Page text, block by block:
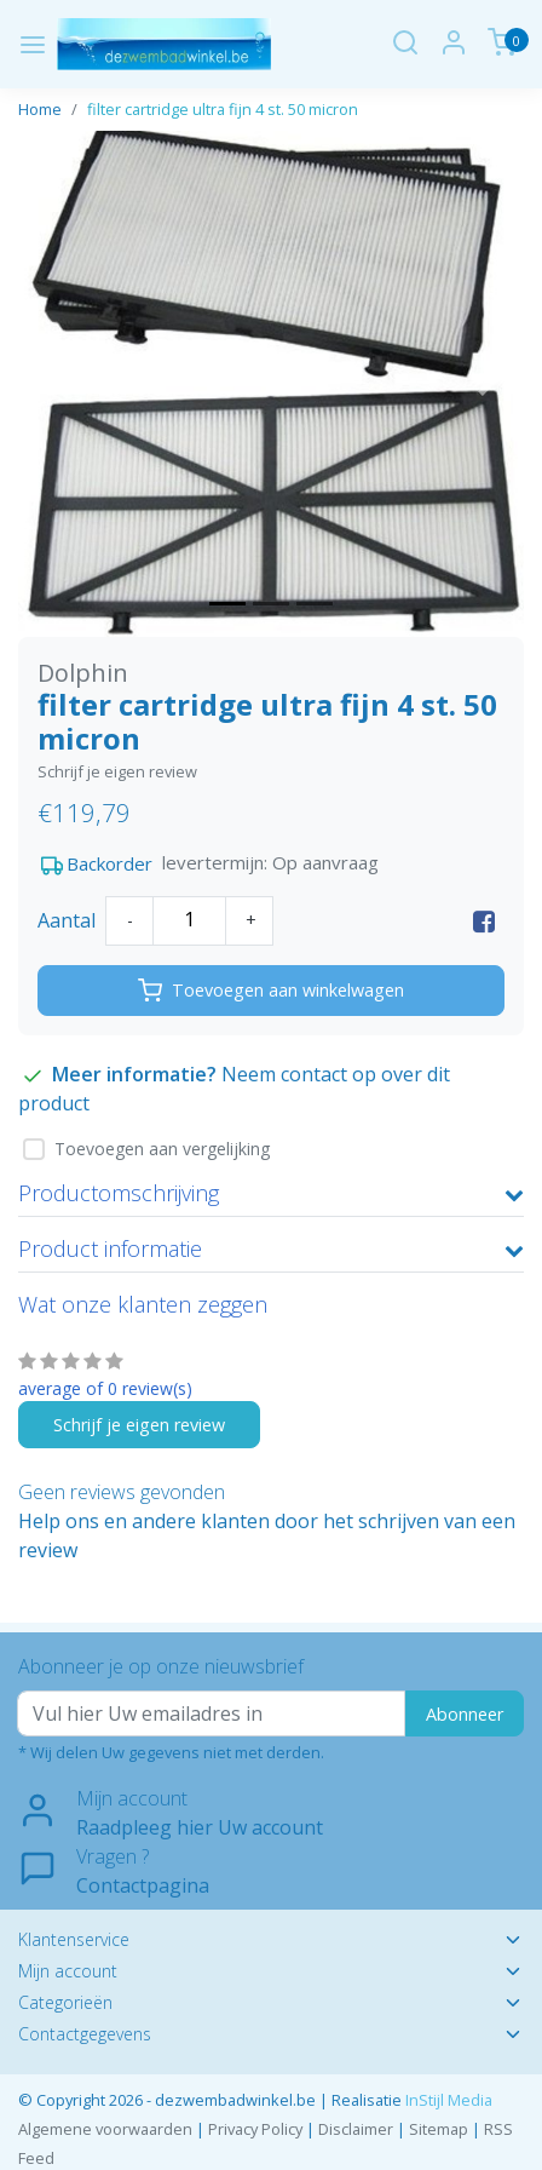
0
Home filter cartridge ultra fijn 4 st. 50 micron
Vorige
Dolphin
filter cartridge ultra fijn 4 st. 50
micron
Schrijf je eigen review
€119,79
Backorder levertermijn: Op aanvraag
Aantal - +
Toevoegen aan winkelwagen
Meer informatie? Neem contact op over dit
product
Toevoegen aan vergelijking
Productomschrijving
Product informatie
Wat onze klanten zeggen
average of 0 review(s)
Schrijf je eigen review
Geen reviews gevonden
Help ons en andere klanten door het schrijven van een
review
Abonneer je op onze nieuwsbrief
Abonneer
* Wij delen Uw gegevens niet met derden.
Mijn account
Raadpleeg hier Uw account
Vragen ?
Contactpagina
Klantenservice
Mijn account
Categorieën
Contactgegevens
© Copyright 2026 - dezwembadwinkel.be | Realisatie InStijl Media
Algemene voorwaarden | Privacy Policy| Disclaimer | Sitemap | RSS
Feed